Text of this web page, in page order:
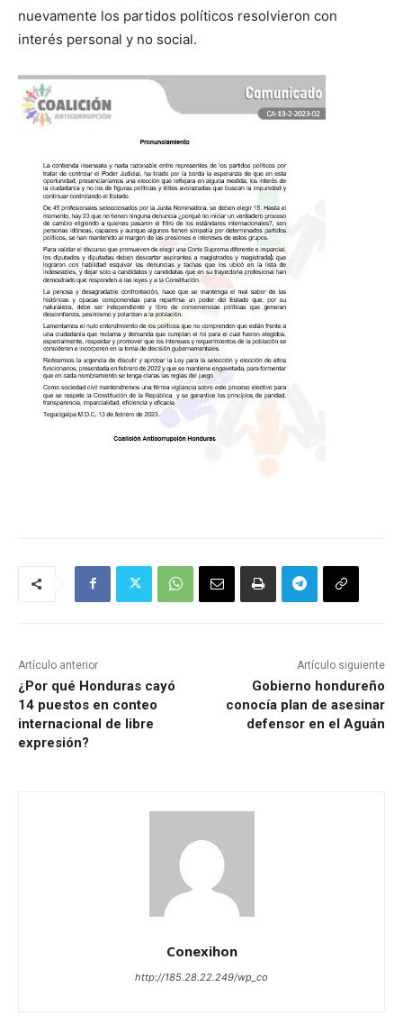
nuevamente los partidos políticos resolvieron con
interés personal y no social.
Artículo anterior
¿Por qué Honduras cayó
14 puestos en conteo
internacional de libre
expresión?
Artículo siguiente
Gobierno hondureño
conocía plan de asesinar
defensor en el Aguán
Conexihon
http://185.28.22.249/wp_co